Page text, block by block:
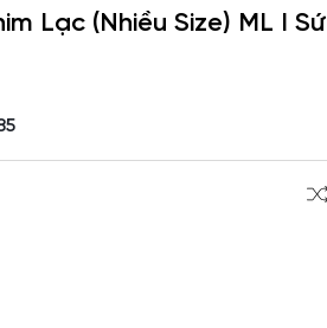
Lạc (Nhiều Size) ML I Sứ